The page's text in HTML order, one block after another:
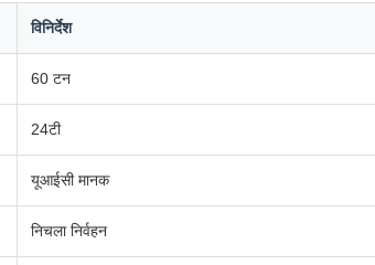
विनिर्देश
60 टन
24टी
यूआईसी मानक
निचला निर्वहन